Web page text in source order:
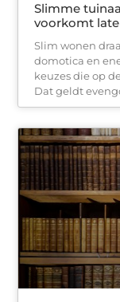
Slimme
voorkomt
Slim wonen
domotica en
keuzes die op
Dat geldt